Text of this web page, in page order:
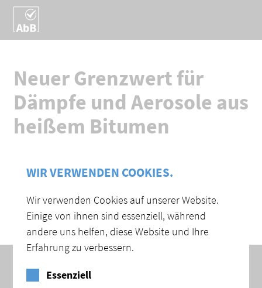
Neuer Grenzwert für
Dämpfe und Aerosole aus
heißem Bitumen
WIR VERWENDEN COOKIES.
Wir verwenden Cookies auf unserer Website.
Einige von ihnen sind essenziell, während
andere uns helfen, diese Website und Ihre
Erfahrung zu verbessern.
Essenziell